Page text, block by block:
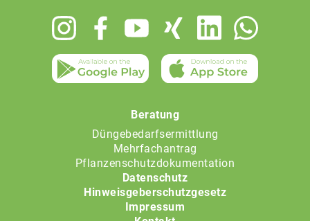
Beratung
Düngebedarfsermittlung
Mehrfachantrag
Pflanzenschutzdokumentation
Datenschutz
Hinweisgeberschutzgesetz
Impressum